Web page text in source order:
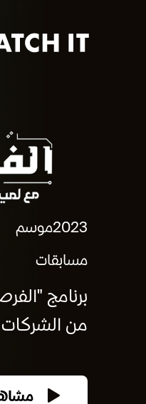
2023موسم
مسابقات
برنامج
من الشركات